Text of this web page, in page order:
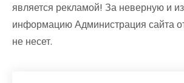
является рекламой! За неверную и
информацию Администрация сайта
не несет.